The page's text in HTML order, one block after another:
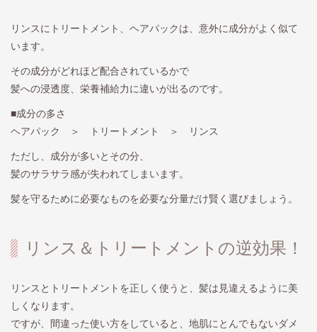
リンスにトリートメント、ヘアパックは、意外に成分がよく似て
います。
その成分がどれほど配合されているかで
髪への浸透度、栄養補給力に違いが出るのです。
■成分の多さ
ヘアパック ＞ トリートメント ＞ リンス
ただし、成分が多いとその分、
髪のサラサラ感が失われてしまいます。
髪を守るために必要なものを必要な分量だけ賢く選びましょう。
リンス＆トリートメントの逆効果！
リンスとトリートメントを正しく使うと、髪は見違えるように美
しくなります。
ですが、間違った使い方をしていると、地肌にとんでもないダメ